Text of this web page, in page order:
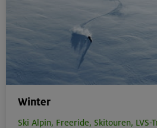
Winter
Ski Alpin, Freeride, Skitouren, LVS-